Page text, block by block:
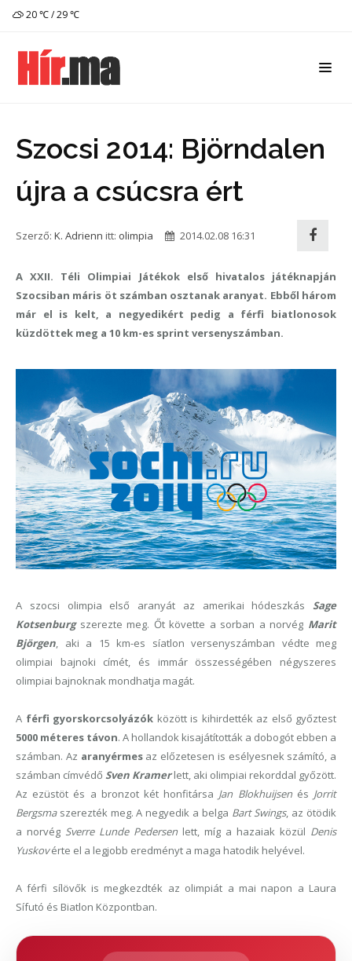
20 ℃ / 29 ℃
Szocsi 2014: Björndalen
újra a csúcsra ért
Szerző: K. Adrienn itt: olimpia 2014.02.08 16:31
A XXII. Téli Olimpiai Játékok első hivatalos játéknapján
Szocsiban máris öt számban osztanak aranyat. Ebből három
már el is kelt, a negyedikért pedig a férfi biatlonosok
küzdöttek meg a 10 km-es sprint versenyszámban.
A szocsi olimpia első aranyát az amerikai hódeszkás Sage
Kotsenburgszerezte meg. Őt követte a sorban a norvég Marit
Björgen, aki a 15 km-es síatlon versenyszámban védte meg
olimpiai bajnoki címét, és immár összességében négyszeres
olimpiai bajnoknak mondhatja magát.
A férfi gyorskorcsolyázók között is kihirdették az első győztest
5000 méteres távon. A hollandok kisajátították a dobogót ebben a
számban. Az aranyérmesaz előzetesen is esélyesnek számító, a
számban címvédő Sven Kramerlett, aki olimpiai rekorddal győzött.
Az ezüstöt és a bronzot két honfitársa Jan Blokhuijsenés Jorrit
Bergsmaszerezték meg. A negyedik a belga Bart Swings, az ötödik
a norvég Sverre Lunde Pedersen lett, míg a hazaiak közül Denis
Yuskovérte el a legjobb eredményt a maga hatodik helyével.
A férfi sílövők is megkezdték az olimpiát a mai napon a Laura
Sífutó és Biatlon Központban.